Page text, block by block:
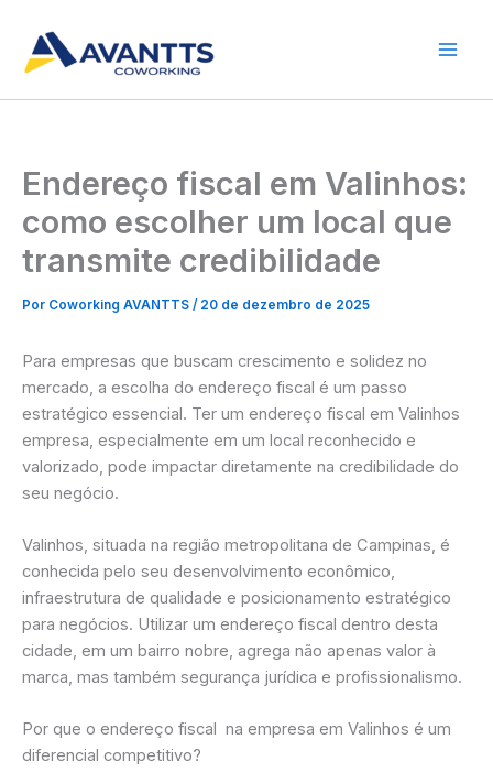
Endereço fiscal em Valinhos:
como escolher um local que
transmite credibilidade
Por Coworking AVANTTS / 20 de dezembro de 2025
Para empresas que buscam crescimento e solidez no
mercado, a escolha do endereço fiscal é um passo
estratégico essencial. Ter um endereço fiscal em Valinhos
empresa, especialmente em um local reconhecido e
valorizado, pode impactar diretamente na credibilidade do
seu negócio.
Valinhos, situada na região metropolitana de Campinas, é
conhecida pelo seu desenvolvimento econômico,
infraestrutura de qualidade e posicionamento estratégico
para negócios. Utilizar um endereço fiscal dentro desta
cidade, em um bairro nobre, agrega não apenas valor à
marca, mas também segurança jurídica e profissionalismo.
Por que o endereço fiscal na empresa em Valinhos é um
diferencial competitivo?